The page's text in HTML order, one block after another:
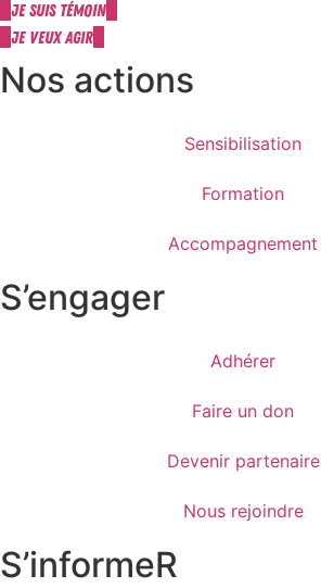
Je suis témoin
Je veux agir
Nos actions
Sensibilisation
Formation
Accompagnement
S’engager
Adhérer
Faire un don
Devenir partenaire
Nous rejoindre
S’informeR